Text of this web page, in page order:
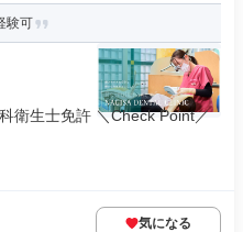
験可
衛生士免許 ＼Check Point／
気になる